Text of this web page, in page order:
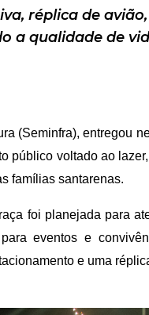
réplica de
a qualidade de
(Seminfra), entregou
público voltado ao
famílias santarenas.
foi planejada para
eventos e
e uma